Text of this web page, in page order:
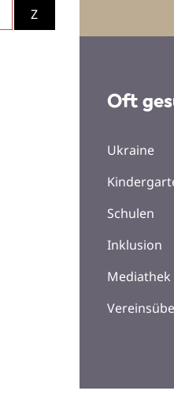
Z
Oft
Ukraine
Schulen
Inklusion
Mediathek